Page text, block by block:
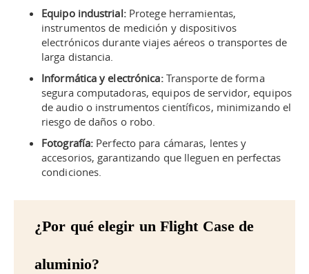
Equipo industrial:Protege herramientas,
instrumentos de medición y dispositivos
electrónicos durante viajes aéreos o transportes de
larga distancia.
Informática y electrónica:Transporte de forma
segura computadoras, equipos de servidor, equipos
de audio o instrumentos científicos, minimizando el
riesgo de daños o robo.
Fotografía: Perfecto para cámaras, lentes y
accesorios, garantizando que lleguen en perfectas
condiciones.
¿Por qué elegir un Flight Case de
aluminio?